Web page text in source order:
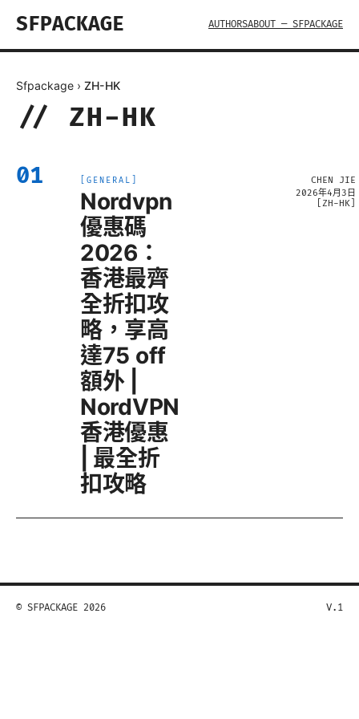
SFPACKAGE AUTHORSABOUT — SFPACKAGE
Sfpackage › ZH-HK
// ZH-HK
01 GENERAL
Nordvpn
優惠碼
2026：
香港最齊
全折扣攻
略，享高
達75 off
額外 |
NordVPN
香港優惠
| 最全折
扣攻略
CHEN JIE
2026年4月3日
[ZH-HK
© SFPACKAGE 2026 V.1